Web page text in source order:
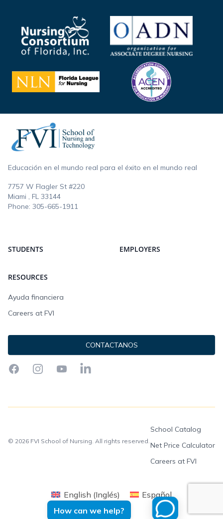
How can we help?
Educación en el mundo real para el éxito en el mundo real
7757 W Flagler St #220
Miami , FL 33144
Phone: 305-665-1911
STUDENTS EMPLOYERS
RESOURCES
Ayuda financiera
Careers at FVI
CONTACTANOS
FacebookInstagramYouTubeLinkedIn
© 2026 FVI School of Nursing. All rights reserved.
School Catalog
Net Price Calculator
Careers at FVI
English (Inglés) Español